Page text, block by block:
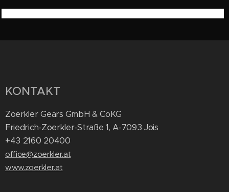
KONTAKT
Zoerkler Gears GmbH & CoKG
Friedrich-Zoerkler-Straße 1, A-7093 Jois
+43 2160 20400
office@zoerkler.at
www.zoerkler.at